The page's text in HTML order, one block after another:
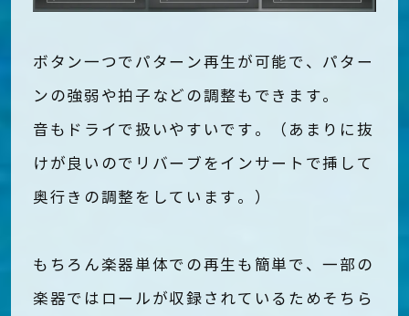
ボタン一つでパターン再生が可能で、パター
ンの強弱や拍子などの調整もできます。
音もドライで扱いやすいです。（あまりに抜
けが良いのでリバーブをインサートで挿して
奥行きの調整をしています。）
もちろん楽器単体での再生も簡単で、一部の
楽器ではロールが収録されているためそちら